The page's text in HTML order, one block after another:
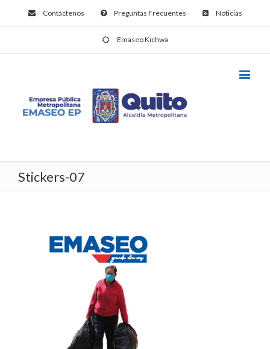
Contáctenos Preguntas Frecuentes Noticias
Emaseo Kichwa
Stickers-07